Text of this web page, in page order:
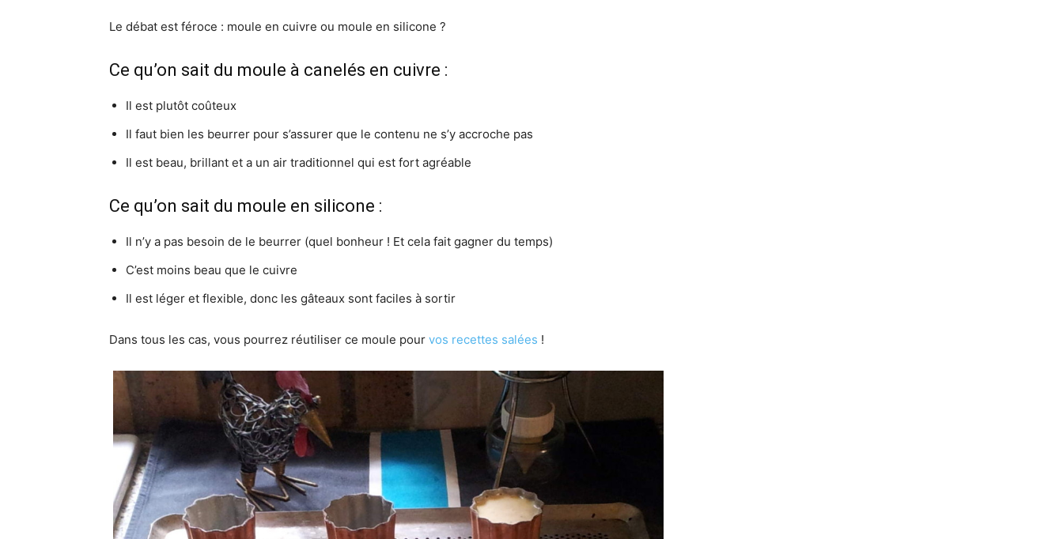
Le débat est féroce : moule en cuivre ou moule en silicone ?
Ce qu’on sait du moule à canelés en cuivre :
Il est plutôt coûteux
Il faut bien les beurrer pour s’assurer que le contenu ne s’y accroche pas
Il est beau, brillant et a un air traditionnel qui est fort agréable
Ce qu’on sait du moule en silicone :
Il n’y a pas besoin de le beurrer (quel bonheur ! Et cela fait gagner du temps)
C’est moins beau que le cuivre
Il est léger et flexible, donc les gâteaux sont faciles à sortir
Dans tous les cas, vous pourrez réutiliser ce moule pour vos recettes salées !